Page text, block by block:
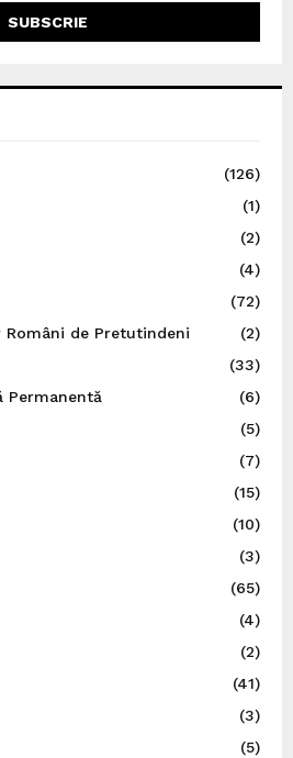
(126)
(1)
(2)
(4)
(72)
de Pretutindeni
(2)
(33)
Permanentă
(6)
(5)
(7)
(15)
(10)
(3)
(65)
(4)
(2)
(41)
(3)
(5)